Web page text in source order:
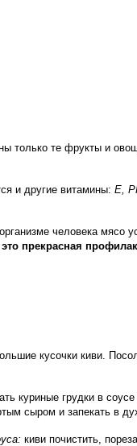
только те фрукты и
и другие витамины: Е,
человека мясо
прекрасная
кусочки киви.
куриные грудки в
сыром и запекать в
киви почистить,